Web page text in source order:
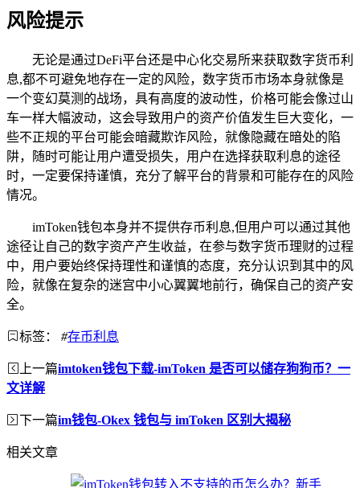
风险提示
无论是通过DeFi平台还是中心化交易所来获取数字货币利
息,都不可避免地存在一定的风险，数字货币市场本身就像是
一个变幻莫测的战场，具有高度的波动性，价格可能会像过山
车一样大幅波动，这会导致用户的资产价值发生巨大变化，一
些不正规的平台可能会暗藏欺诈风险，就像隐藏在暗处的陷
阱，随时可能让用户遭受损失，用户在选择获取利息的途径
时，一定要保持谨慎，充分了解平台的背景和可能存在的风险
情况。
imToken钱包本身并不提供存币利息,但用户可以通过其他
途径让自己的数字资产产生收益，在参与数字货币理财的过程
中，用户要始终保持理性和谨慎的态度，充分认识到其中的风
险，就像在复杂的迷宫中小心翼翼地前行，确保自己的资产安
全。
标签： #存币利息
上一篇imtoken钱包下载-imToken 是否可以储存狗狗币？一
文详解
下一篇im钱包-Okex 钱包与 imToken 区别大揭秘
相关文章